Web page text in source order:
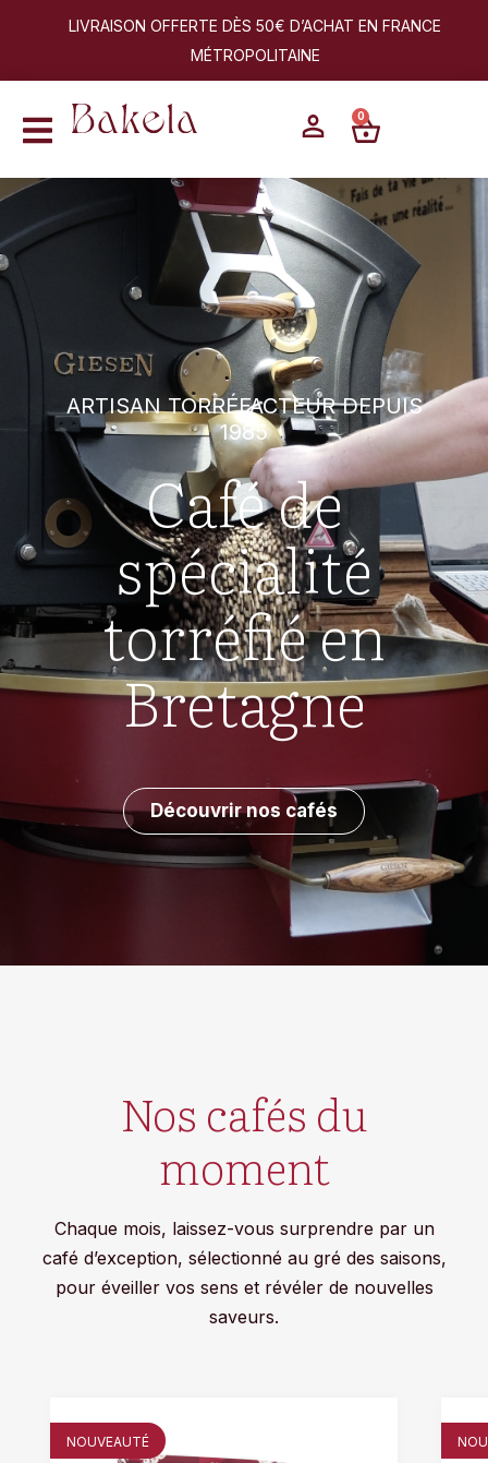
LIVRAISON OFFERTE DÈS 50€ D’ACHAT EN FRANCE
MÉTROPOLITAINE
0
ARTISAN TORRÉFACTEUR DEPUIS
1985
Café de
spécialité
torréfié en
Bretagne
Découvrir nos cafés
Nos cafés du
moment
Chaque mois, laissez-vous surprendre par un
café d’exception, sélectionné au gré des saisons,
pour éveiller vos sens et révéler de nouvelles
saveurs.
NOUVEAUTÉ